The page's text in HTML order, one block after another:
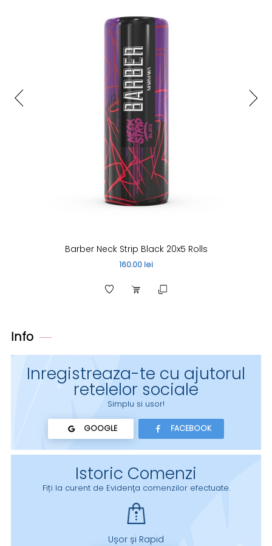
Barber Neck Strip Black 20x5 Rolls
160.00 lei
Info
Inregistreaza-te cu ajutorul
retelelor sociale
Simplu si usor!
GOOGLE FACEBOOK
Istoric Comenzi
Fiți la curent de Evidenţa comenzilor efectuate.
Ușor și Rapid